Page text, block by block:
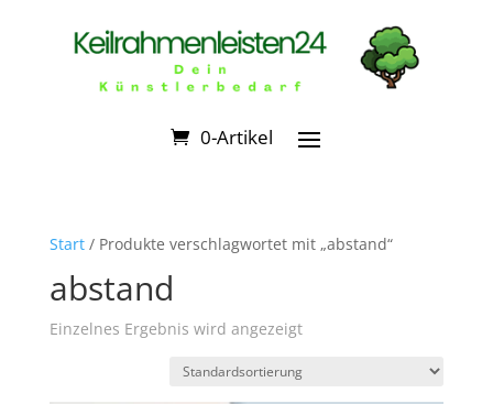
0-Artikel
Start/ Produkte verschlagwortet mit „abstand“
abstand
Einzelnes Ergebnis wird angezeigt